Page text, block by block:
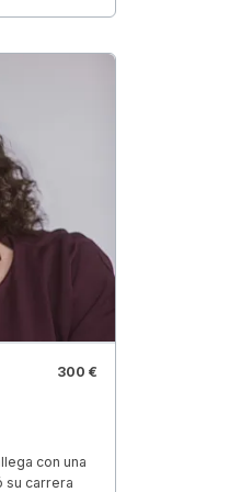
300 €
con una
su carrera